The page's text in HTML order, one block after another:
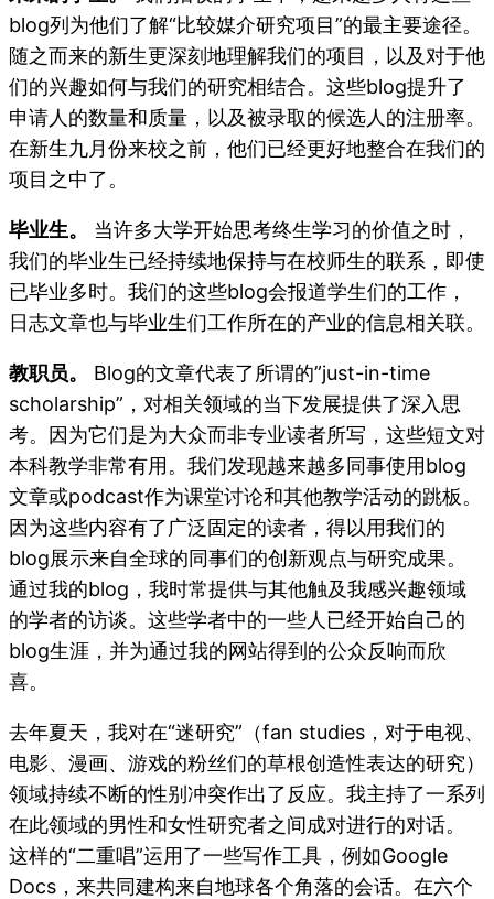
blog列为他们了解“比较媒介研究项目”的最主要途径。
随之而来的新生更深刻地理解我们的项目，以及对于他
们的兴趣如何与我们的研究相结合。这些blog提升了
申请人的数量和质量，以及被录取的候选人的注册率。
在新生九月份来校之前，他们已经更好地整合在我们的
项目之中了。
毕业生。
当许多大学开始思考终生学习的价值之时，
我们的毕业生已经持续地保持与在校师生的联系，即使
已毕业多时。我们的这些blog会报道学生们的工作，
日志文章也与毕业生们工作所在的产业的信息相关联。
教职员。
Blog的文章代表了所谓的”just-in-time
scholarship”，对相关领域的当下发展提供了深入思
考。因为它们是为大众而非专业读者所写，这些短文对
本科教学非常有用。我们发现越来越多同事使用blog
文章或podcast作为课堂讨论和其他教学活动的跳板。
因为这些内容有了广泛固定的读者，得以用我们的
blog展示来自全球的同事们的创新观点与研究成果。
通过我的blog，我时常提供与其他触及我感兴趣领域
的学者的访谈。这些学者中的一些人已经开始自己的
blog生涯，并为通过我的网站得到的公众反响而欣
喜。
去年夏天，我对在“迷研究”（fan studies，对于电视、
电影、漫画、游戏的粉丝们的草根创造性表达的研究）
领域持续不断的性别冲突作出了反应。我主持了一系列
在此领域的男性和女性研究者之间成对进行的对话。
这样的“二重唱”运用了一些写作工具，例如Google
Docs，来共同建构来自地球各个角落的会话。在六个